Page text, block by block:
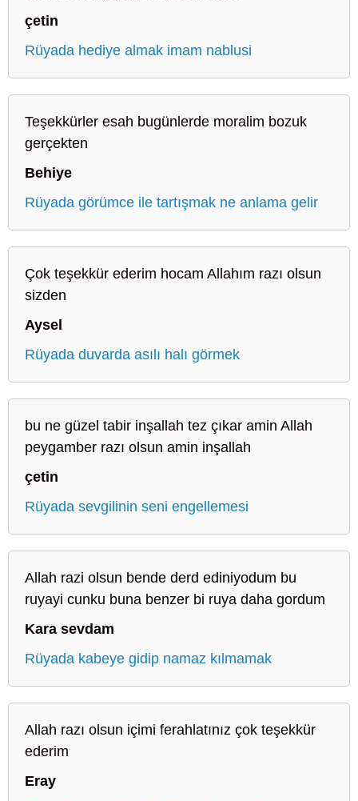
çetin
Rüyada hediye almak imam nablusi
Teşekkürler esah bugünlerde moralim bozuk
gerçekten
Behiye
Rüyada görümce ile tartışmak ne anlama gelir
Çok teşekkür ederim hocam Allahım razı olsun
sizden
Aysel
Rüyada duvarda asılı halı görmek
bu ne güzel tabir inşallah tez çıkar amin Allah
peygamber razı olsun amin inşallah
çetin
Rüyada sevgilinin seni engellemesi
Allah razi olsun bende derd ediniyodum bu
ruyayi cunku buna benzer bi ruya daha gordum
Kara sevdam
Rüyada kabeye gidip namaz kılmamak
Allah razı olsun içimi ferahlatınız çok teşekkür
ederim
Eray